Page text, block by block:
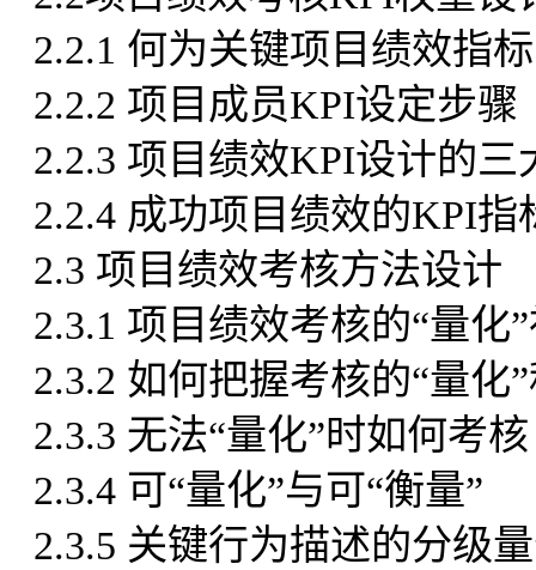
2.2.1 何为关键项目绩效指标
2.2.2 项目成员KPI设定步骤
2.2.3 项目绩效KPI设计的三
2.2.4 成功项目绩效的KPI
2.3 项目绩效考核方法设计
2.3.1 项目绩效考核的“量化
2.3.2 如何把握考核的“量化
2.3.3 无法“量化”时如何考核
2.3.4 可“量化”与可“衡量”
2.3.5 关键行为描述的分级